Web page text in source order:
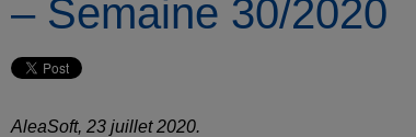
– Semaine 30/2020
AleaSoft, 23 juillet 2020.